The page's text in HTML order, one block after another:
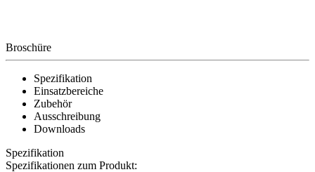
Broschüre
Spezifikation
Einsatzbereiche
Zubehör
Ausschreibung
Downloads
Spezifikation
Spezifikationen zum Produkt: